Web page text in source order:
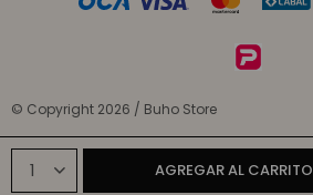
1 AGREGAR AL CARRITO
© Copyright 2026 / Buho Store